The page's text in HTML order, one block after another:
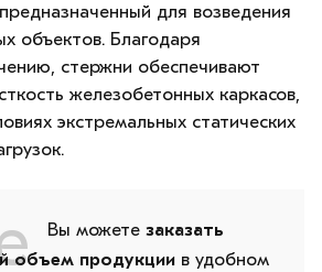
для возведения
объектов. Благодаря
стержни обеспечивают
железобетонных каркасов,
экстремальных статических
Вы можете заказать
объем продукции в удобном